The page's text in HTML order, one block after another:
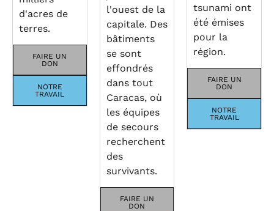
d'acres de
terres.
FAIRE UN
DON
NOTRE
TRAVAIL
l'ouest de la
capitale. Des
bâtiments
se sont
effondrés
dans tout
Caracas, où
les équipes
de secours
recherchent
des
survivants.
FAIRE UN
DON
tsunami ont
été émises
pour la
région.
FAIRE UN
DON
NOTRE
TRAVAIL